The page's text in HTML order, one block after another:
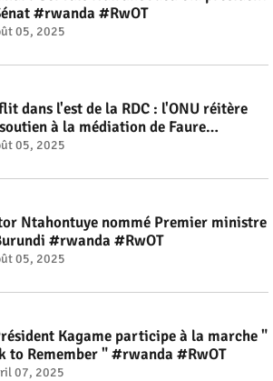
#rwanda #RwOT
05, 2025
dans l'est de la RDC : l'ONU réitère
à la médiation de Faure
#rwanda #RwOT
05, 2025
Ntahontuye nommé Premier ministre
#rwanda #RwOT
05, 2025
Kagame participe à la marche "
to Remember " #rwanda #RwOT
07, 2025